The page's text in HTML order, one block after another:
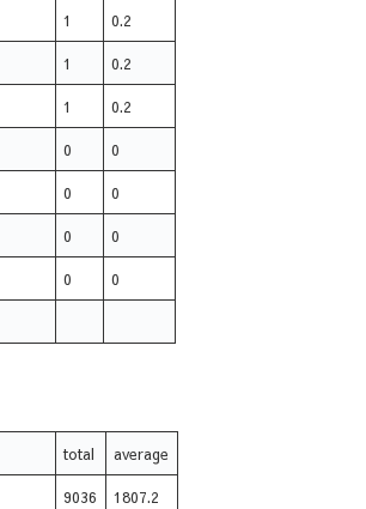
1 0.2
1 0.2
1 0.2
0 0
0 0
0 0
0 0
total average
9036 1807.2